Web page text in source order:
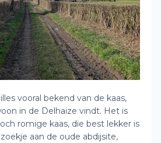
vooral bekend van de kaas,
in de Delhaize vindt. Het is
romige kaas, die best lekker is
aan de oude abdijsite,